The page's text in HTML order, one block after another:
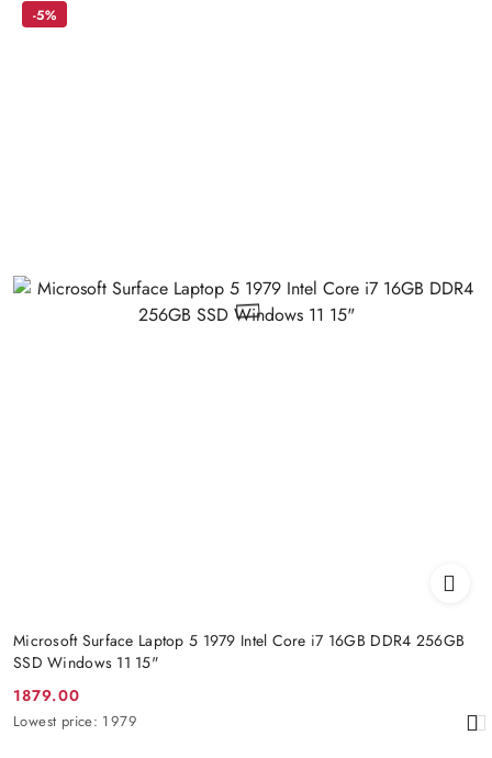
Microsoft Surface Laptop 5 1979 Intel Core i7 16GB DDR4 256GB
SSD Windows 11 15"
Promotion
price:
1879.00
Lowest
Lowest price: 1979
-5%